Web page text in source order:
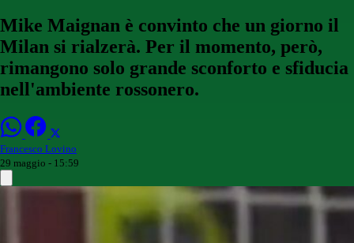
Mike Maignan è convinto che un giorno il
Milan si rialzerà. Per il momento, però,
rimangono solo grande sconforto e sfiducia
nell'ambiente rossonero.
Francesco Lovino
29 maggio - 15:59